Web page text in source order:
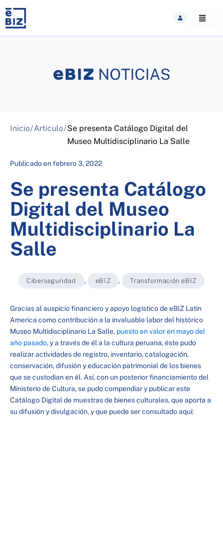
content
Inicio/Artículo/Se presenta Catálogo Digital del
Museo Multidisciplinario La Salle
Publicado enfebrero 3, 2022
Se presenta Catálogo
Digital del Museo
Multidisciplinario La
Salle
Ciberseguridad , eBIZ , Transformación eBIZ
Gracias al auspicio financiero y apoyo logístico de eBIZ Latin
America como contribución a la invaluable labor del histórico
Museo Multidisciplinario La Salle, puesto en valor en mayo del
año pasado, y a través de él a la cultura peruana, éste pudo
realizar actividades de registro, inventario, catalogación,
conservación, difusión y educación patrimonial de los bienes
que se custodian en él. Así, con un posterior financiamiento del
Ministerio de Cultura, se pudo compendiar y publicar este
Catálogo Digital de muestras de bienes culturales, que aporta a
su difusión y divulgación, y que puede ser consultado aquí: